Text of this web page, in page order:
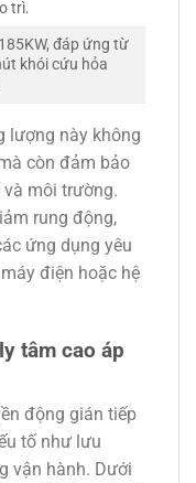
trì.
đáp ứng từ
khói cứu hỏa
lượng này không
còn đảm bảo
môi trường.
rung động,
ứng dụng yêu
điện hoặc hệ
tâm cao áp
động gián tiếp
tố như lưu
vận hành. Dưới